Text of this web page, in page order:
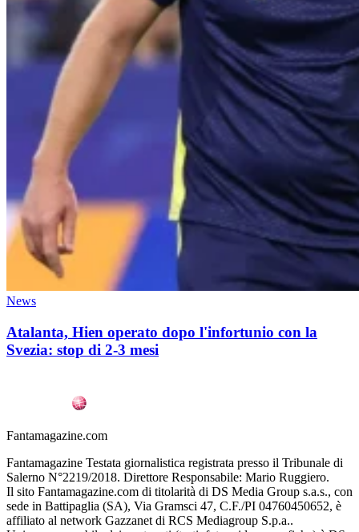
News
Atalanta, Hien operato dopo l'infortunio con la
Svezia: stop di 2-3 mesi
Fantamagazine.com
Fantamagazine Testata giornalistica registrata presso il Tribunale di
Salerno N°2219/2018. Direttore Responsabile: Mario Ruggiero.
Il sito Fantamagazine.com di titolarità di DS Media Group s.a.s., con
sede in Battipaglia (SA), Via Gramsci 47, C.F./PI 04760450652, è
affiliato al network Gazzanet di RCS Mediagroup S.p.a..